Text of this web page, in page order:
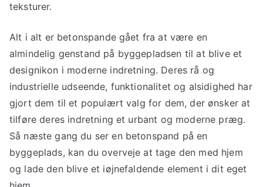
teksturer.
Alt i alt er betonspande gået fra at være en
almindelig genstand på byggepladsen til at blive et
designikon i moderne indretning. Deres rå og
industrielle udseende, funktionalitet og alsidighed har
gjort dem til et populært valg for dem, der ønsker at
tilføre deres indretning et urbant og moderne præg.
Så næste gang du ser en betonspand på en
byggeplads, kan du overveje at tage den med hjem
og lade den blive et iøjnefaldende element i dit eget